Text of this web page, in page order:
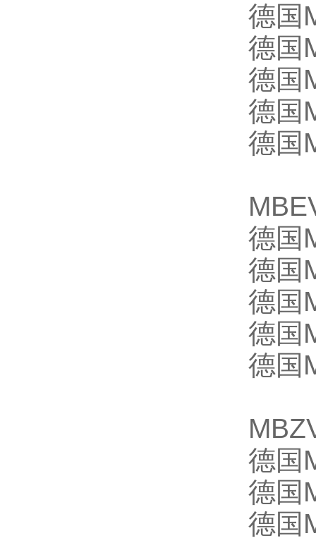
德国
德国
德国
德国
德国
德国
德国
德国
德国
德国
德国
德国
德国